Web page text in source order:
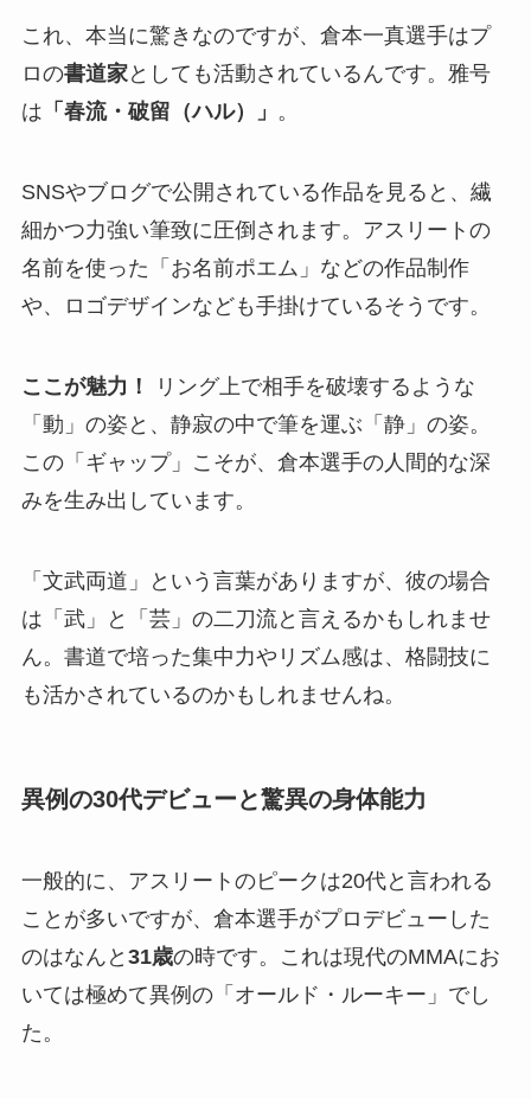
これ、本当に驚きなのですが、倉本一真選手はプ
ロの書道家としても活動されているんです。雅号
は 「春流・破留（ハル）」 。
SNSやブログで公開されている作品を見ると、繊
細かつ力強い筆致に圧倒されます。アスリートの
名前を使った「お名前ポエム」などの作品制作
や、ロゴデザインなども手掛けているそうです。
ここが魅力！
リング上で相手を破壊するような
「動」の姿と、静寂の中で筆を運ぶ「静」の姿。
この「ギャップ」こそが、倉本選手の人間的な深
みを生み出しています。
「文武両道」という言葉がありますが、彼の場合
は「武」と「芸」の二刀流と言えるかもしれませ
ん。書道で培った集中力やリズム感は、格闘技に
も活かされているのかもしれませんね。
異例の30代デビューと驚異の身体能力
一般的に、アスリートのピークは20代と言われる
ことが多いですが、倉本選手がプロデビューした
のはなんと 31歳の時です。これは現代のMMAにお
いては極めて異例の「オールド・ルーキー」でし
た。